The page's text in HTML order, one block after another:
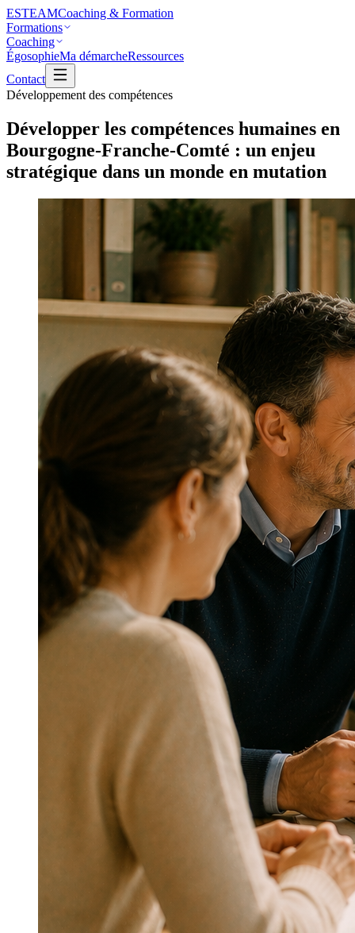
ESTEAMCoaching & Formation
Formations
Coaching
ÉgosophieMa démarcheRessources
Contact
Développement des compétences
Développer les compétences humaines en
Bourgogne-Franche-Comté : un enjeu
stratégique dans un monde en mutation